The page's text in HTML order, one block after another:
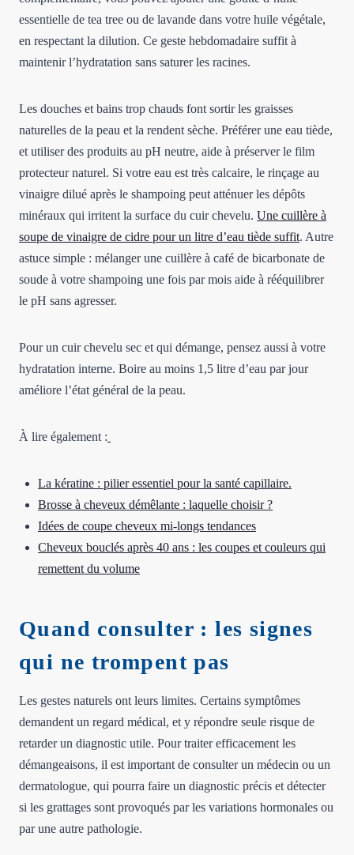
essentielle de tea tree ou de lavande dans votre huile végétale,
en respectant la dilution. Ce geste hebdomadaire suffit à
maintenir l’hydratation sans saturer les racines.
Les douches et bains trop chauds font sortir les graisses
naturelles de la peau et la rendent sèche. Préférer une eau tiède,
et utiliser des produits au pH neutre, aide à préserver le film
protecteur naturel. Si votre eau est très calcaire, le rinçage au
vinaigre dilué après le shampoing peut atténuer les dépôts
minéraux qui irritent la surface du cuir chevelu. Une cuillère à
soupe de vinaigre de cidre pour un litre d’eau tiède suffit. Autre
astuce simple : mélanger une cuillère à café de bicarbonate de
soude à votre shampoing une fois par mois aide à rééquilibrer
le pH sans agresser.
Pour un cuir chevelu sec et qui démange, pensez aussi à votre
hydratation interne. Boire au moins 1,5 litre d’eau par jour
améliore l’état général de la peau.
À lire également :
La kératine : pilier essentiel pour la santé capillaire.
Brosse à cheveux démêlante : laquelle choisir ?
Idées de coupe cheveux mi-longs tendances
Cheveux bouclés après 40 ans : les coupes et couleurs qui
remettent du volume
Quand consulter : les signes
qui ne trompent pas
Les gestes naturels ont leurs limites. Certains symptômes
demandent un regard médical, et y répondre seule risque de
retarder un diagnostic utile. Pour traiter efficacement les
démangeaisons, il est important de consulter un médecin ou un
dermatologue, qui pourra faire un diagnostic précis et détecter
si les grattages sont provoqués par les variations hormonales ou
par une autre pathologie.